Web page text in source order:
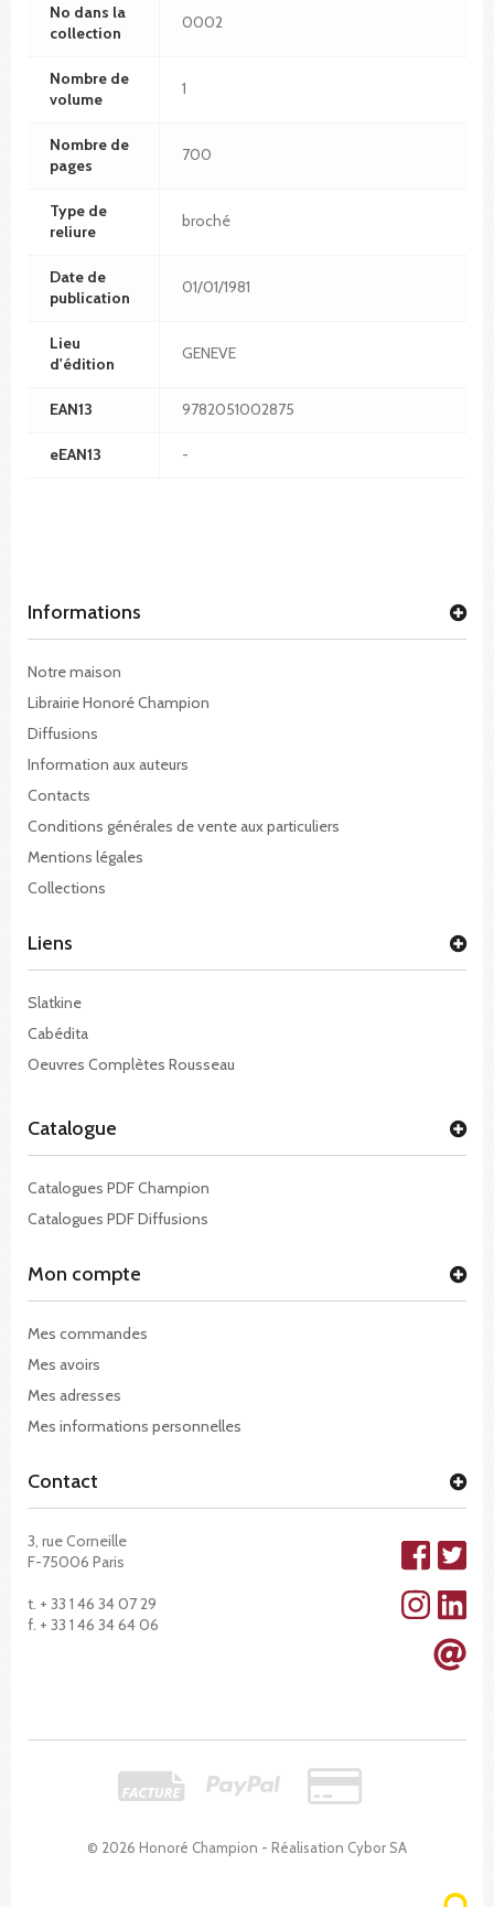
No dans la
collection
0002
Nombre de
volume
1
Nombre de
pages
700
Type de
reliure
broché
Date de
publication
01/01/1981
Lieu
d'édition
GENEVE
EAN13 9782051002875
eEAN13 -
Informations
Notre maison
Librairie Honoré Champion
Diffusions
Information aux auteurs
Contacts
Conditions générales de vente aux particuliers
Mentions légales
Collections
© 2026 Honoré Champion - Réalisation Cybor SA
Liens
Slatkine
Cabédita
Oeuvres Complètes Rousseau
Catalogue
Catalogues PDF Champion
Catalogues PDF Diffusions
Mon compte
Mes commandes
Mes avoirs
Mes adresses
Mes informations personnelles
Contact
3, rue Corneille
F-75006 Paris
t. + 33 1 46 34 07 29
f. + 33 1 46 34 64 06